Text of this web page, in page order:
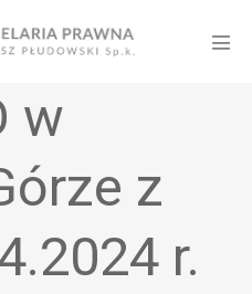
w
z
r.